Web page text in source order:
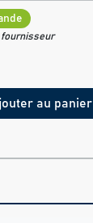
au panier